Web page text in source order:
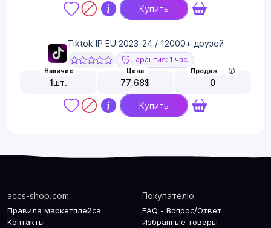
Купить
Tiktok IP EU 2023-24 / 12000+ друзей
Гарантия: 1 час
Наличие
1шт.
Цена
77.68$
Продаж
0
Купить
accs-shop.com
Правила маркетплейса
Контакты
Покупателю
FAQ - Вопрос/Ответ
Избранные товары